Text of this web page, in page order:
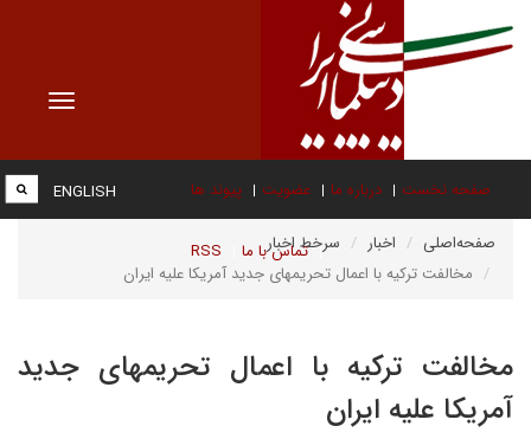
Toggle
صفحه نخست درباره ما عضویت پیوند ها
تماس با ما RSS
ENGLISH
صفحه‌اصلی اخبار
سرخط اخبار
مخالفت ترکیه با اعمال تحریمهای جدید آمریکا علیه ایران
مخالفت ترکیه با اعمال تحریمهای جدید
آمریکا علیه ایران